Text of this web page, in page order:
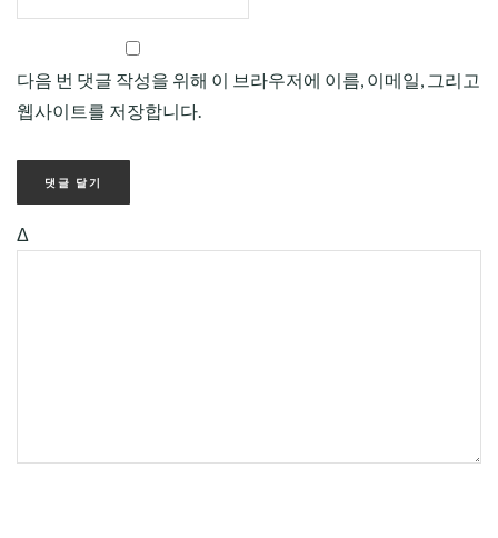
다음 번 댓글 작성을 위해 이 브라우저에 이름, 이메일, 그리고
웹사이트를 저장합니다.
Δ